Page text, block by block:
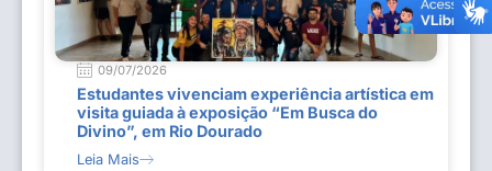
09/07/2026
Estudantes vivenciam experiência artística em
visita guiada à exposição “Em Busca do
Divino”, em Rio Dourado
Leia Mais